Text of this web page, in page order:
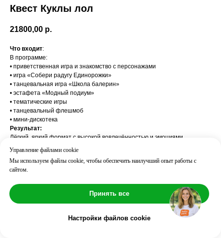
Квест Куклы лол
21800,00 р.
Что входит:
В программе:
• приветственная игра и знакомство с персонажами
• игра «Собери радугу Единорожки»
• танцевальная игра «Школа балерин»
• эстафета «Модный подиум»
• тематические игры
• танцевальный флешмоб
• мини-дискотека
Результат:
Лёгкий, яркий формат с высокой вовлечённостью и эмоциями
Часто добавляют:
Бьюти-бар / Мини-диско / Тату-станция
Возраст: 3
Длительность: ⏱ 60 мин
Управление файлами cookie
Мы используем файлы cookie, чтобы обеспечить наилучший опыт работы с
сайтом.
Принять все
Настройки файлов cookie